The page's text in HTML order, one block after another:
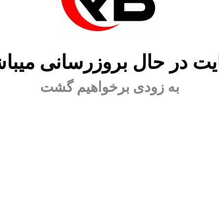
در حال بروزرسانی
به زودی برخواهیم گشت